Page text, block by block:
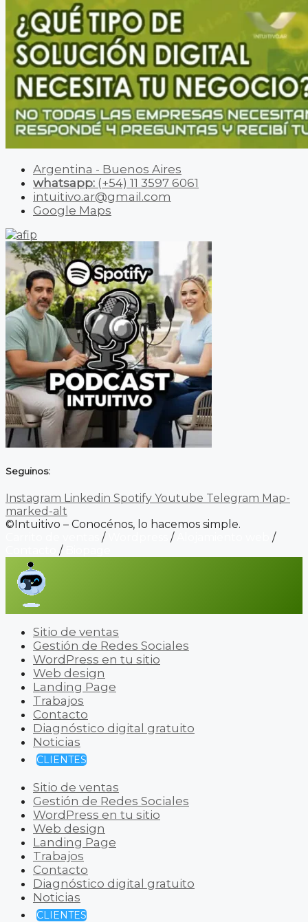
Argentina - Buenos Aires
whatsapp: (+54) 11 3597 6061
intuitivo.ar@gmail.com
Google Maps
Seguinos:
Instagram Linkedin Spotify Youtube Telegram Map-
marked-alt
©Intuitivo – Conocénos, lo hacemos simple.
/ /
/
/
Sitio de ventas
Gestión de Redes Sociales
WordPress en tu sitio
Web design
Landing Page
Trabajos
Contacto
Diagnóstico digital gratuito
Noticias
CLIENTES
Sitio de ventas
Gestión de Redes Sociales
WordPress en tu sitio
Web design
Landing Page
Trabajos
Contacto
Diagnóstico digital gratuito
Noticias
CLIENTES